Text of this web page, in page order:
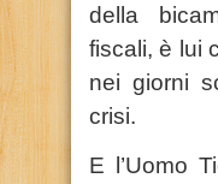
della
fiscali, è lui
nei giorni
crisi.
E l’Uomo